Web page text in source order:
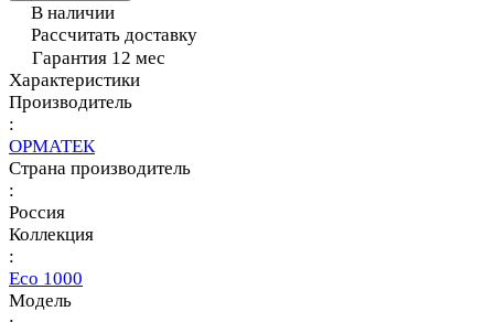
В наличии
Рассчитать доставку
Гарантия 12 мес
Характеристики
Производитель
:
ОРМАТЕК
Страна производитель
:
Россия
Коллекция
:
Eco 1000
Модель